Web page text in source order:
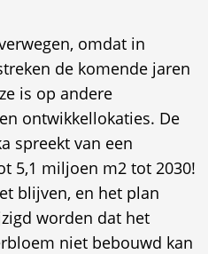
omdat in
de komende jaren
is op andere
ontwikkellokaties. De
spreekt van een
5,1 miljoen m2 tot 2030!
blijven, en het plan
worden dat het
niet bebouwd kan